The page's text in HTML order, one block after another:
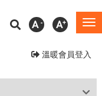
溫暖會員登入
A A